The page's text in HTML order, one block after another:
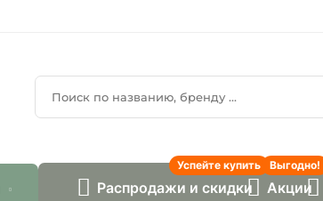
Распродажи и скидки
Успейте купить
Акции
Выгодно!